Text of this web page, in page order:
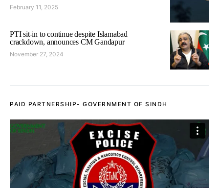
February 11, 2025
PTI sit-in to continue despite Islamabad
crackdown, announces CM Gandapur
November 27, 2024
PAID PARTNERSHIP- GOVERNMENT OF SINDH